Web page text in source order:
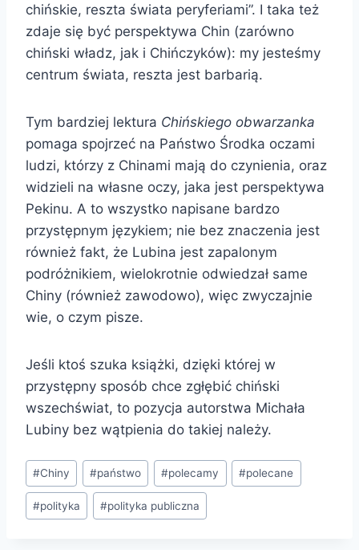
chińskie, reszta świata peryferiami”. I taka też
zdaje się być perspektywa Chin (zarówno
chiński władz, jak i Chińczyków): my jesteśmy
centrum świata, reszta jest barbarią.
Tym bardziej lektura Chińskiego obwarzanka
pomaga spojrzeć na Państwo Środka oczami
ludzi, którzy z Chinami mają do czynienia, oraz
widzieli na własne oczy, jaka jest perspektywa
Pekinu. A to wszystko napisane bardzo
przystępnym językiem; nie bez znaczenia jest
również fakt, że Lubina jest zapalonym
podróżnikiem, wielokrotnie odwiedzał same
Chiny (również zawodowo), więc zwyczajnie
wie, o czym pisze.
Jeśli ktoś szuka książki, dzięki której w
przystępny sposób chce zgłębić chiński
wszechświat, to pozycja autorstwa Michała
Lubiny bez wątpienia do takiej należy.
Tagi
wpisu:
#Chiny #państwo #polecamy #polecane
#polityka #polityka publiczna